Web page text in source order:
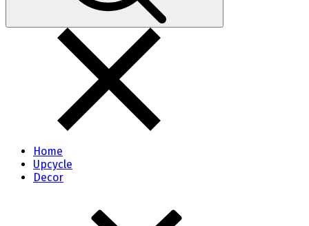
Home
Upcycle
Decor